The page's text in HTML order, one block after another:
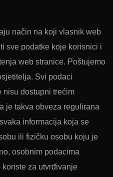
način na koji vlasnik web
sve podatke koje korisnici i
web stranice. Poštujemo
Svi podaci
nisu dostupni trećim
je takva obveza regulirana
informacija koja se
ili fizičku osobu koju je
osobnim podacima
za utvrđivanje